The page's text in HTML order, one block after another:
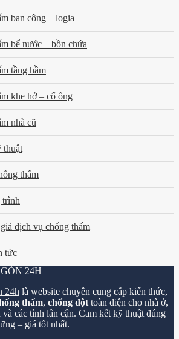
ban công – logia
bể nước – bồn chứa
tầng hầm
khe hở – cổ ống
nhà cũ
thuật
thấm
trình
dịch vụ chống thấm
tức
24H
24h là website chuyên cung cấp kiến thức,
thấm, chống dột toàn diện cho nhà ở,
các tỉnh lân cận. Cam kết kỹ thuật đúng
– giá tốt nhất.